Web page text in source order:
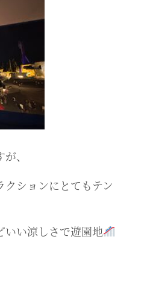
、
ションにとてもテン
いい涼しさで遊園地